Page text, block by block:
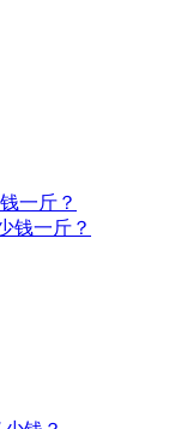
一斤？
钱一斤？